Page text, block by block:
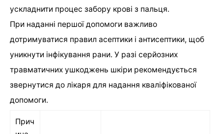
ускладнити процес забору крові з пальця.
При наданні першої допомоги важливо
дотримуватися правил асептики і антисептики, щоб
уникнути інфікування рани. У разі серйозних
травматичних ушкоджень шкіри рекомендується
звернутися до лікаря для надання кваліфікованої
допомоги.
Прич